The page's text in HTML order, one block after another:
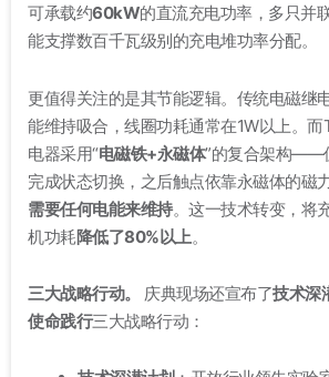
可承载约60kW的直流充电功率，多只并
能支撑数百千瓦级别的充电堆功率分配。
更值得关注的是其节能逻辑。传统电磁继
能维持吸合，线圈功耗通常在1W以上 。而
电器采用“电磁铁+永磁体”的复合架构——
完成状态切换，之后触点依靠永磁体的磁
需要任何电能来维持。这一技术转变，将
机功耗降低了80%以上。
三大战略行动。 庆典现场还宣布了技术深
使命践行三大战略行动 ：